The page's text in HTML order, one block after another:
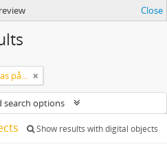
Close
Codex Berggrenianus 20: Drusernas på Libanon heliga bok
search options
Show results with digital objects